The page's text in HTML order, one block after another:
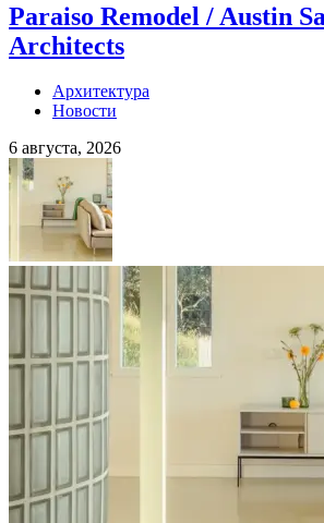
Paraiso Remodel / Austin
Architects
Архитектура
Новости
6 августа, 2026